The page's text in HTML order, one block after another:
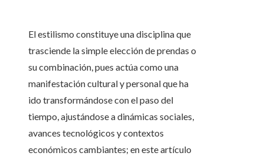
El estilismo constituye una disciplina que
trasciende la simple elección de prendas o
su combinación, pues actúa como una
manifestación cultural y personal que ha
ido transformándose con el paso del
tiempo, ajustándose a dinámicas sociales,
avances tecnológicos y contextos
económicos cambiantes; en este artículo